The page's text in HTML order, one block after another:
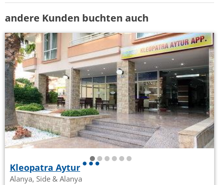
andere Kunden buchten auch
Kleopatra Aytur
Alanya, Side & Alanya